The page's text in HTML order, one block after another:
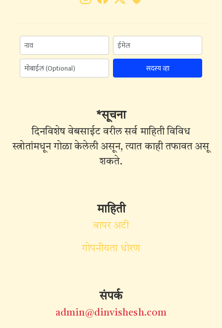
सदस्य व्हा
*सूचना
दिनविशेष वेबसाईट वरील सर्व माहिती विविध
स्त्रोतांमधून गोळा केलेली असून, त्यात काही तफावत असू
शकते.
माहिती
वापर अटी
गोपनीयता धोरण
संपर्क
admin@dinvishesh.com